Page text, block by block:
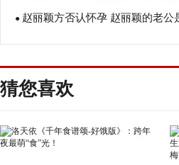
● 赵丽颖方否认怀孕 赵丽颖的老公
猜您喜欢